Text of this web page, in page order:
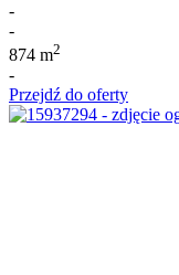
-
-
874 m2
-
Przejdź do oferty